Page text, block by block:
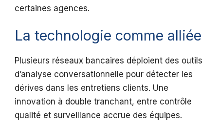
certaines agences.
La technologie comme alliée
Plusieurs réseaux bancaires déploient des outils
d’analyse conversationnelle pour détecter les
dérives dans les entretiens clients. Une
innovation à double tranchant, entre contrôle
qualité et surveillance accrue des équipes.